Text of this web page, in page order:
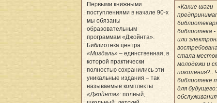
«Какие шаги
библиотека
или
стала
молодежи и
поколения?..
библиотеке
для
Первыми книжными
поступлениями в начале 90-х
мы обязаны
образовательным
программам «Джойнта».
Библиотека центра
«Мигдаль» – единственная, в
которой практически
полностью сохранились эти
уникальные издания – так
называемые комплекты
«Джойнта»: полный,